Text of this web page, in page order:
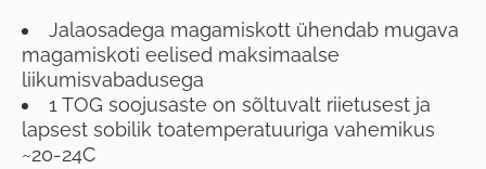
Jalaosadega magamiskott ühendab mugava
magamiskoti eelised maksimaalse
liikumisvabadusega
1 TOG soojusaste on sõltuvalt riietusest ja
lapsest sobilik toatemperatuuriga vahemikus
~20-24C